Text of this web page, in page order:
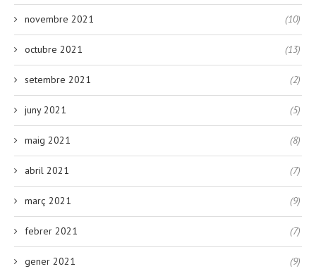
novembre 2021 (10)
octubre 2021 (13)
setembre 2021 (2)
juny 2021 (5)
maig 2021 (8)
abril 2021 (7)
març 2021 (9)
febrer 2021 (7)
gener 2021 (9)